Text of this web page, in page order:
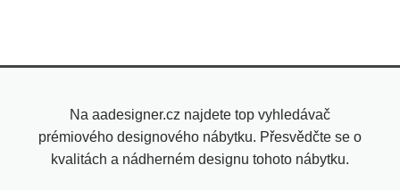
Na aadesigner.cz najdete top vyhledávač
prémiového designového nábytku. Přesvědčte se o
kvalitách a nádherném designu tohoto nábytku.